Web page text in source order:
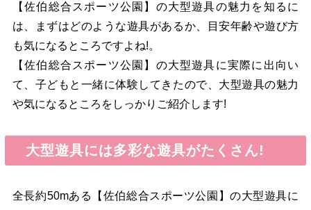
【佐伯総合スポーツ公園】の大型遊具の魅力を知るに
は、まずはどのような遊具があるか、目安年齢や遊び方
も気になるところですよね!。
【佐伯総合スポーツ公園】の大型遊具に実際に出向い
て、子どもと一緒に体験してきたので、大型遊具の魅力
や気になるところをしっかりご紹介します!
大型遊具には多彩な遊具がたくさん!
全長約50mある【佐伯総合スポーツ公園】の大型遊具に